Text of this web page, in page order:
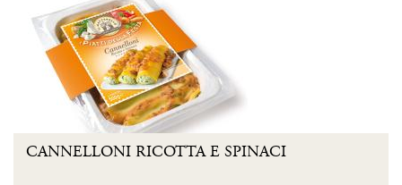
CANNELLONI RICOTTA E SPINACI